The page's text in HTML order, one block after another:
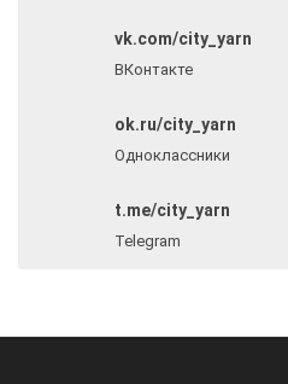
vk.com/city_yarn
ВКонтакте
ok.ru/city_yarn
Одноклассники
t.me/city_yarn
Telegram